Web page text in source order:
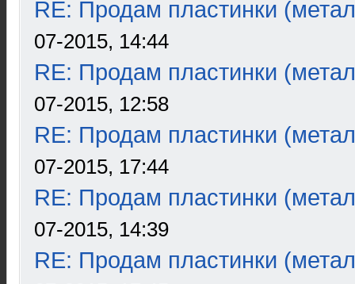
RE: Продам пластинки
07-2015, 14:44
RE: Продам пластинки
07-2015, 12:58
RE: Продам пластинки
07-2015, 17:44
RE: Продам пластинки
07-2015, 14:39
RE: Продам пластинки